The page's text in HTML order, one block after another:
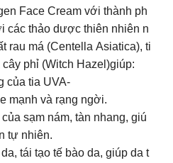
Face Cream với thành ph
các thảo dược thiên nhiên n
rau má (Centella Asiatica), ti
phỉ (Witch Hazel)giúp:
của tia UVA-
mạnh và rạng ngời.
sạm nám, tàn nhang, giú
tự nhiên.
tái tạo tế bào da, giúp da t